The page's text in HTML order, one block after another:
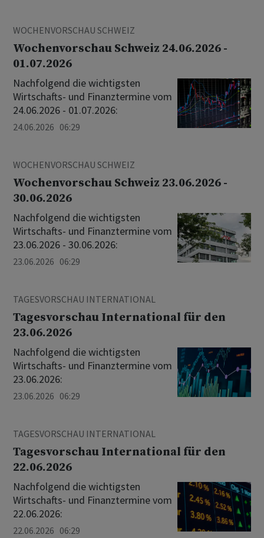
WOCHENVORSCHAU SCHWEIZ
Wochenvorschau Schweiz 24.06.2026 -
01.07.2026
Nachfolgend die wichtigsten
Wirtschafts- und Finanztermine vom
24.06.2026 - 01.07.2026:
24.06.2026 06:29
WOCHENVORSCHAU SCHWEIZ
Wochenvorschau Schweiz 23.06.2026 -
30.06.2026
Nachfolgend die wichtigsten
Wirtschafts- und Finanztermine vom
23.06.2026 - 30.06.2026:
23.06.2026 06:29
TAGESVORSCHAU INTERNATIONAL
Tagesvorschau International für den
23.06.2026
Nachfolgend die wichtigsten
Wirtschafts- und Finanztermine vom
23.06.2026:
23.06.2026 06:29
TAGESVORSCHAU INTERNATIONAL
Tagesvorschau International für den
22.06.2026
Nachfolgend die wichtigsten
Wirtschafts- und Finanztermine vom
22.06.2026:
22.06.2026 06:29